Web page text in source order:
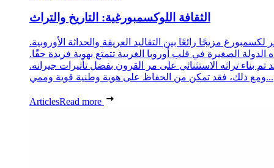
الثقافة اللوكسمبورغية: التاريخ والتراث
لكسمبورغ مزيجًا رائعًا بين التقاليد العريقة والحداثة الأوروبية.
الدولة الصغيرة في قلب أوروبا الغربية تتمتع بهوية فريدة حقًا.
تم بناء تراثه الاستثنائي على مر القرون بفضل تأثيرات جيرانه.
ومع ذلك، فقد تمكن من الحفاظ على هوية وطنية قوية وممي...
ArticlesRead more